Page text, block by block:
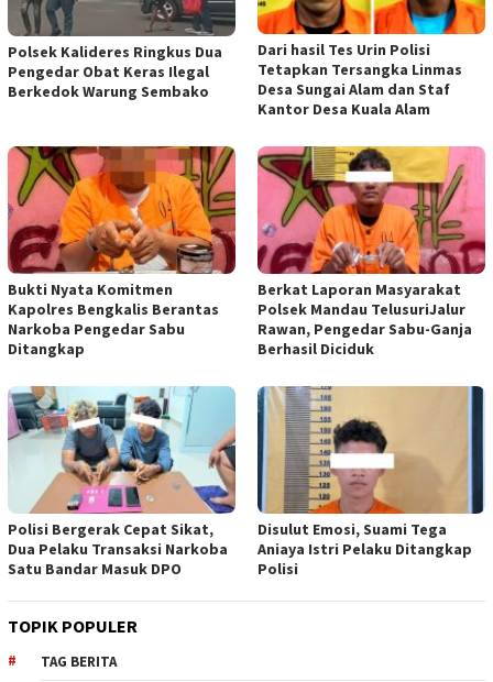
Polsek Kalideres Ringkus Dua
Pengedar Obat Keras Ilegal
Berkedok Warung Sembako
Dari hasil Tes Urin Polisi
Tetapkan Tersangka Linmas
Desa Sungai Alam dan Staf
Kantor Desa Kuala Alam
Bukti Nyata Komitmen
Kapolres Bengkalis Berantas
Narkoba Pengedar Sabu
Ditangkap
Berkat Laporan Masyarakat
Polsek Mandau TelusuriJalur
Rawan, Pengedar Sabu-Ganja
Berhasil Diciduk
Polisi Bergerak Cepat Sikat,
Dua Pelaku Transaksi Narkoba
Satu Bandar Masuk DPO
Disulut Emosi, Suami Tega
Aniaya Istri Pelaku Ditangkap
Polisi
TOPIK POPULER
TAG BERITA